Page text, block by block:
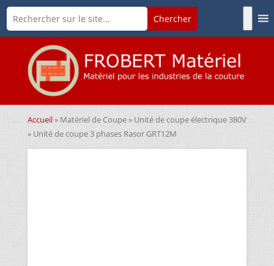
Accueil» Matériel de Coupe» Unité de coupe électrique 380V
» Unité de coupe 3 phases Rasor GRT12M